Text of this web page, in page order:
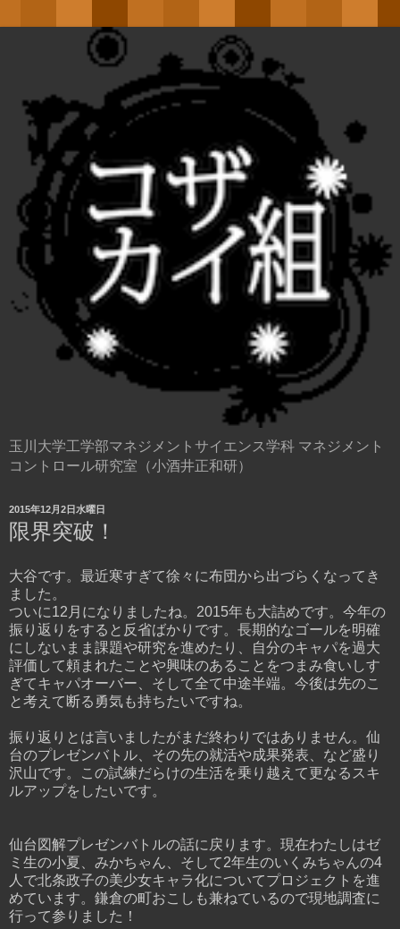
玉川大学工学部マネジメントサイエンス学科 マネジメント
コントロール研究室（小酒井正和研）
2015年12月2日水曜日
限界突破！
大谷です。最近寒すぎて徐々に布団から出づらくなってき
ました。
ついに12月になりましたね。2015年も大詰めです。今年の
振り返りをすると反省ばかりです。長期的なゴールを明確
にしないまま課題や研究を進めたり、自分のキャパを過大
評価して頼まれたことや興味のあることをつまみ食いしす
ぎてキャパオーバー、そして全て中途半端。今後は先のこ
と考えて断る勇気も持ちたいですね。
振り返りとは言いましたがまだ終わりではありません。仙
台のプレゼンバトル、その先の就活や成果発表、など盛り
沢山です。この試練だらけの生活を乗り越えて更なるスキ
ルアップをしたいです。
仙台図解プレゼンバトルの話に戻ります。現在わたしはゼ
ミ生の小夏、みかちゃん、そして2年生のいくみちゃんの4
人で北条政子の美少女キャラ化についてプロジェクトを進
めています。鎌倉の町おこしも兼ねているので現地調査に
行って参りました！